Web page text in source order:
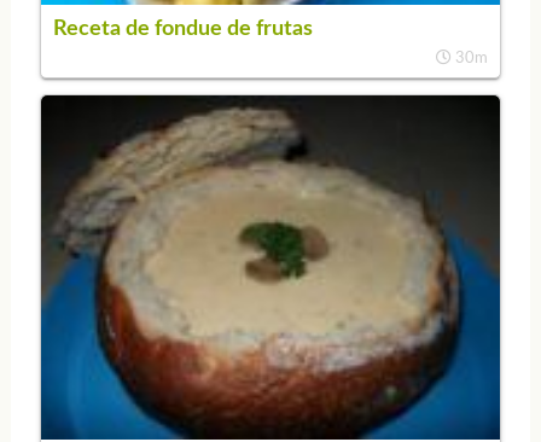
Receta de fondue de frutas
30m